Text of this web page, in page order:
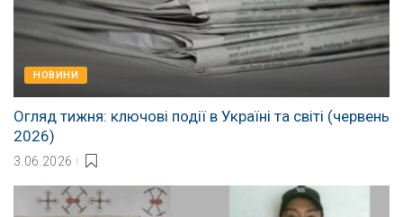
НОВИНИ
Огляд тижня: ключові події в Україні та світі (червень
2026)
3.06.2026